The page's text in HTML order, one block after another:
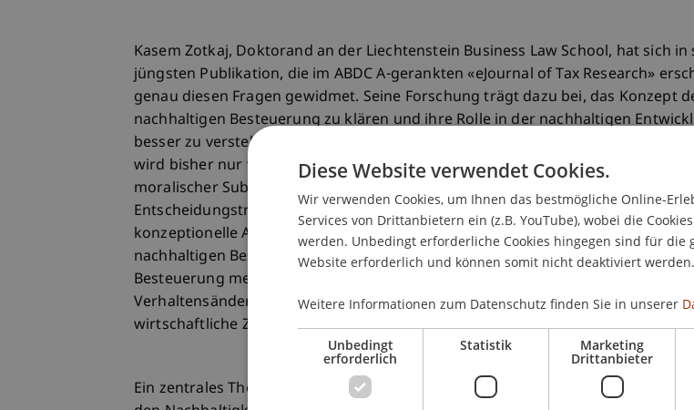
Kasem Zotkaj, Doktorand an der Liechtenstein Business Law School, hat sich in
jüngsten Publikation, die im ABDC A-gerankten «eJournal of Tax Research»
genau diesen Fragen gewidmet. Seine Forschung trägt dazu bei, das Konzept
nachhaltigen Besteuerung zu klären und ihre Rolle in der nachhaltigen
besser zu verstehen. Das Konzept der nachhaltigen Besteuerung ist noch
wird bisher nur vage definiert. Laut Zotkajs Analyse besteht die Gefahr, dass es
moralischer Subjektivität geprägt wird, was sowohl Steuerzahler als auch
Entscheidungsträger vor Herausforderungen stellt. Um dies zu verhindern, hat
konzeptionelle Analyse durchgeführt, um die grundlegenden Merkmale einer
nachhaltigen Besteuerung zu identifizieren. Seine Arbeit zeigt, dass nachhaltige
Besteuerung mehr bedeutet als nur die Erhebung von Einnahmen. Sie muss
Verhaltensänderungen fördern und dazu beitragen, ökologische, soziale und
wirtschaftliche Ziele in Einklang zu bringen.
Ein zentrales Thema der Forschung ist die Wechselwirkung zwischen
Diese Website verwendet Cookies.
Wir verwenden Cookies, um Ihnen das bestmögliche Online-
Services von Drittanbietern ein (z.B. YouTube), wobei die
werden. Unbedingt erforderliche Cookies hingegen sind für
Website erforderlich und können somit nicht deaktiviert werden.
Weitere Informationen zum Datenschutz finden Sie in unserer
Unbedingt
erforderlich
Statistik Marketing
Drittanbieter